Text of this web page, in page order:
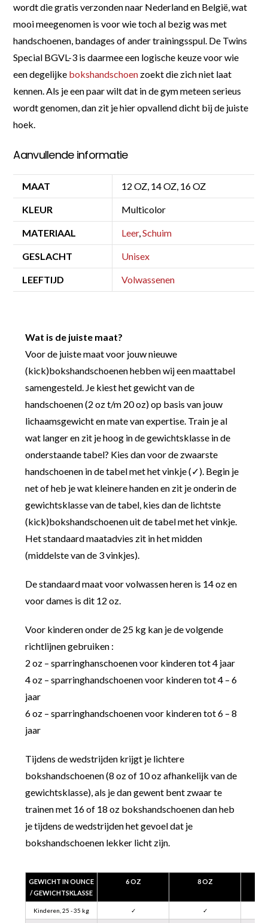
wordt die gratis verzonden naar Nederland en België, wat
mooi meegenomen is voor wie toch al bezig was met
handschoenen, bandages of ander trainingsspul. De Twins
Special BGVL-3 is daarmee een logische keuze voor wie
een degelijke bokshandschoen zoekt die zich niet laat
kennen. Als je een paar wilt dat in de gym meteen serieus
wordt genomen, dan zit je hier opvallend dicht bij de juiste
hoek.
Aanvullende informatie
MAAT 12 OZ, 14 OZ, 16 OZ
KLEUR Multicolor
MATERIAAL Leer,Schuim
GESLACHT Unisex
LEEFTIJD Volwassenen
Wat is de juiste maat?
Voor de juiste maat voor jouw nieuwe
(kick)bokshandschoenen hebben wij een maattabel
samengesteld. Je kiest het gewicht van de
handschoenen (2 oz t/m 20 oz) op basis van jouw
lichaamsgewicht en mate van expertise. Train je al
wat langer en zit je hoog in de gewichtsklasse in de
onderstaande tabel? Kies dan voor de zwaarste
handschoenen in de tabel met het vinkje (✓). Begin je
net of heb je wat kleinere handen en zit je onderin de
gewichtsklasse van de tabel, kies dan de lichtste
(kick)bokshandschoenen uit de tabel met het vinkje.
Het standaard maatadvies zit in het midden
(middelste van de 3 vinkjes).
De standaard maat voor volwassen heren is 14 oz en
voor dames is dit 12 oz.
Voor kinderen onder de 25 kg kan je de volgende
richtlijnen gebruiken :
2 oz – sparringhanschoenen voor kinderen tot 4 jaar
4 oz – sparringhandschoenen voor kinderen tot 4 – 6
jaar
6 oz – sparringhandschoenen voor kinderen tot 6 – 8
jaar
Tijdens de wedstrijden krijgt je lichtere
bokshandschoenen (8 oz of 10 oz afhankelijk van de
gewichtsklasse), als je dan gewent bent zwaar te
trainen met 16 of 18 oz bokshandschoenen dan heb
je tijdens de wedstrijden het gevoel dat je
bokshandschoenen lekker licht zijn.
GEWICHT IN OUNCE
/ GEWICHTSKLASSE
6 OZ 8 OZ
Kinderen, 25 - 35 kg ✓ ✓